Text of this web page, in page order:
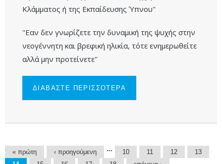
Κλάμματος ή της Εκπαίδευσης Ύπνου''
''Εαν δεν γνωρίζετε την δυναμική της ψυχής στην
νεογέννητη και βρεφική ηλικία, τότε ενημερωθείτε
αλλά μην προτείνετε''
ΔΙΑΒΑΣΤΕ ΠΕΡΙΣΣΟΤΕΡΑ
ΣΤΗΝ
ΗΛΙΚΙΑ ΚΑΙ ΟΙ
ΕΛΕΓΧΟΜΕΝΟΥ
ΚΛΑΜΜΑΤΟΣ Η
ΤΗΣ
Σελίδες
« πρώτη ‹ προηγούμενη … 10 11 12 13